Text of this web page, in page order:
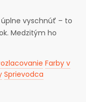
vyschnúť – to
Medzitým ho
Farby v
Sprievodca